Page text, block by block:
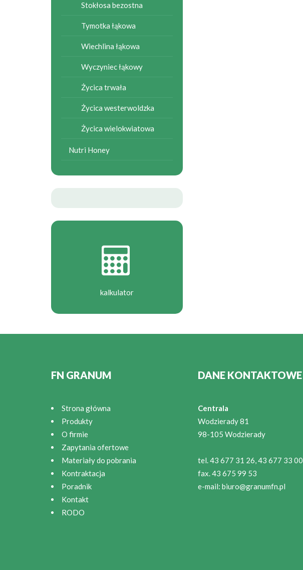
Stokłosa bezostna
Tymotka łąkowa
Wiechlina łąkowa
Wyczyniec łąkowy
Życica trwała
Życica westerwoldzka
Życica wielokwiatowa
Nutri Honey
kalkulator
FN GRANUM
Strona główna
Produkty
O firmie
Zapytania ofertowe
Materiały do pobrania
Kontraktacja
Poradnik
Kontakt
RODO
DANE KONTAKTOWE
Centrala
Wodzierady 81
98-105 Wodzierady
tel. 43 677 31 26, 43 677 33 00
fax. 43 675 99 53
e-mail: biuro@granumfn.pl